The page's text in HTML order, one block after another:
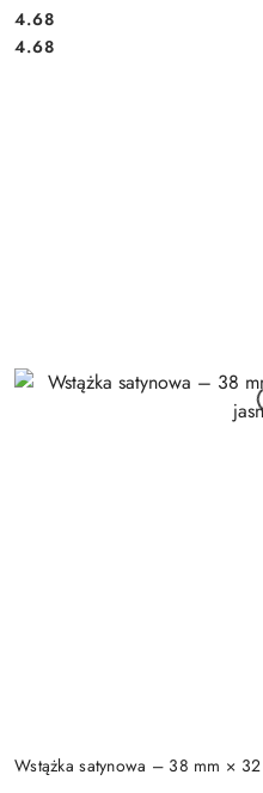
Cena:
4.68
Cena:
4.68
Wstążka satynowa – 38 mm ×